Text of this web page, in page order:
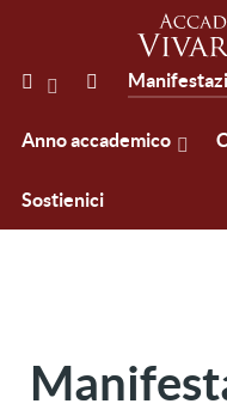
Anno accademico
Sostienici